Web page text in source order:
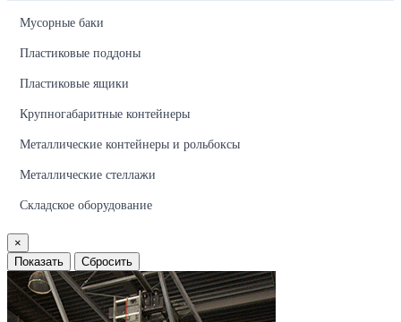
Мусорные баки
Пластиковые поддоны
Пластиковые ящики
Крупногабаритные контейнеры
Металлические контейнеры и рольбоксы
Металлические стеллажи
Складское оборудование
×
Показать
Сбросить